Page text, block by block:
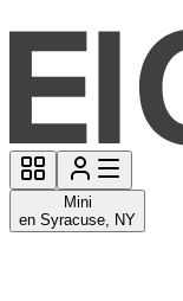
Mini
en Syracuse, NY